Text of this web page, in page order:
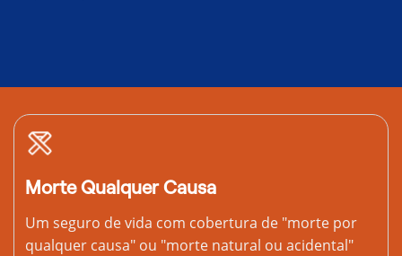
Morte Qualquer Causa
Um seguro de vida com cobertura de "morte por
qualquer causa" ou "morte natural ou acidental"